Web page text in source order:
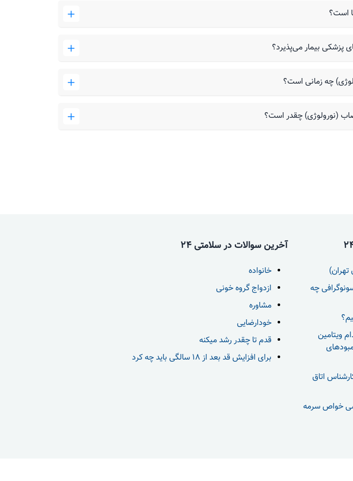
است؟
پزشکی بیمار می‌پذیرد؟
چه زمانی است؟
(نورولوژی) چقدر است؟
چه
ویتامین
اتاق
خواص سرمه
آخرین سوالات در سلامتی 24
خانواده
ازدواج گروه خونی
مشاوره
خودارضایی
قدم تا چقدر رشد میکنه
برای افزایش قد بعد از 18 سالگی باید چه کرد